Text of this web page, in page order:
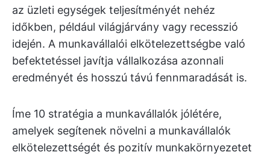
az üzleti egységek teljesítményét nehéz
időkben, például világjárvány vagy recesszió
idején. A munkavállalói elkötelezettségbe való
befektetéssel javítja vállalkozása azonnali
eredményét és hosszú távú fennmaradását is.
Íme 10 stratégia a munkavállalók jólétére,
amelyek segítenek növelni a munkavállalók
elkötelezettségét és pozitív munkakörnyezetet